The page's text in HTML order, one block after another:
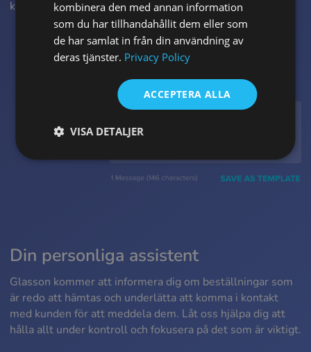
kunder på en gång. Så enkelt är det.
Din personliga assistent
Glasson kommer att informera dig om beställningar som
är redo att hämtas och underlätta att komma i kontakt
med kunden för att meddela dem. Låt oss hjälpa dig att
hålla allt under kontroll och fokusera på det som är viktigt.
FRENCH
CROATIAN
LITHUANIAN
TURKISH
GREEK
RUSSIAN
kombinera den med annan information
som du har tillhandahållit dem eller som
de har samlat in från din användning av
deras tjänster. Privacy Policy
ACCEPTERA ALLA
VISA DETALJER